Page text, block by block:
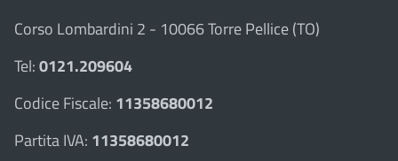
Corso Lombardini 2 - 10066 Torre Pellice (TO)
Tel:0121.209604
Codice Fiscale: 11358680012
Partita IVA: 11358680012